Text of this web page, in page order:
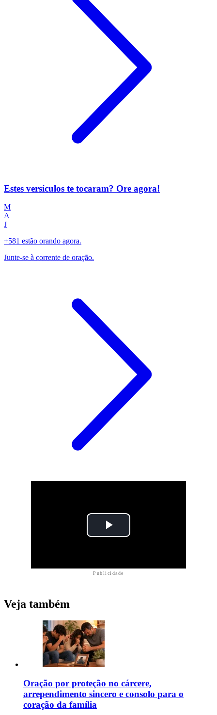
Estes versículos te tocaram? Ore agora!
M
A
J
+581 estão orando agora.
Junte-se à corrente de oração.
Publicidade
Veja também
Oração por proteção no cárcere,
arrependimento sincero e consolo para o
coração da família